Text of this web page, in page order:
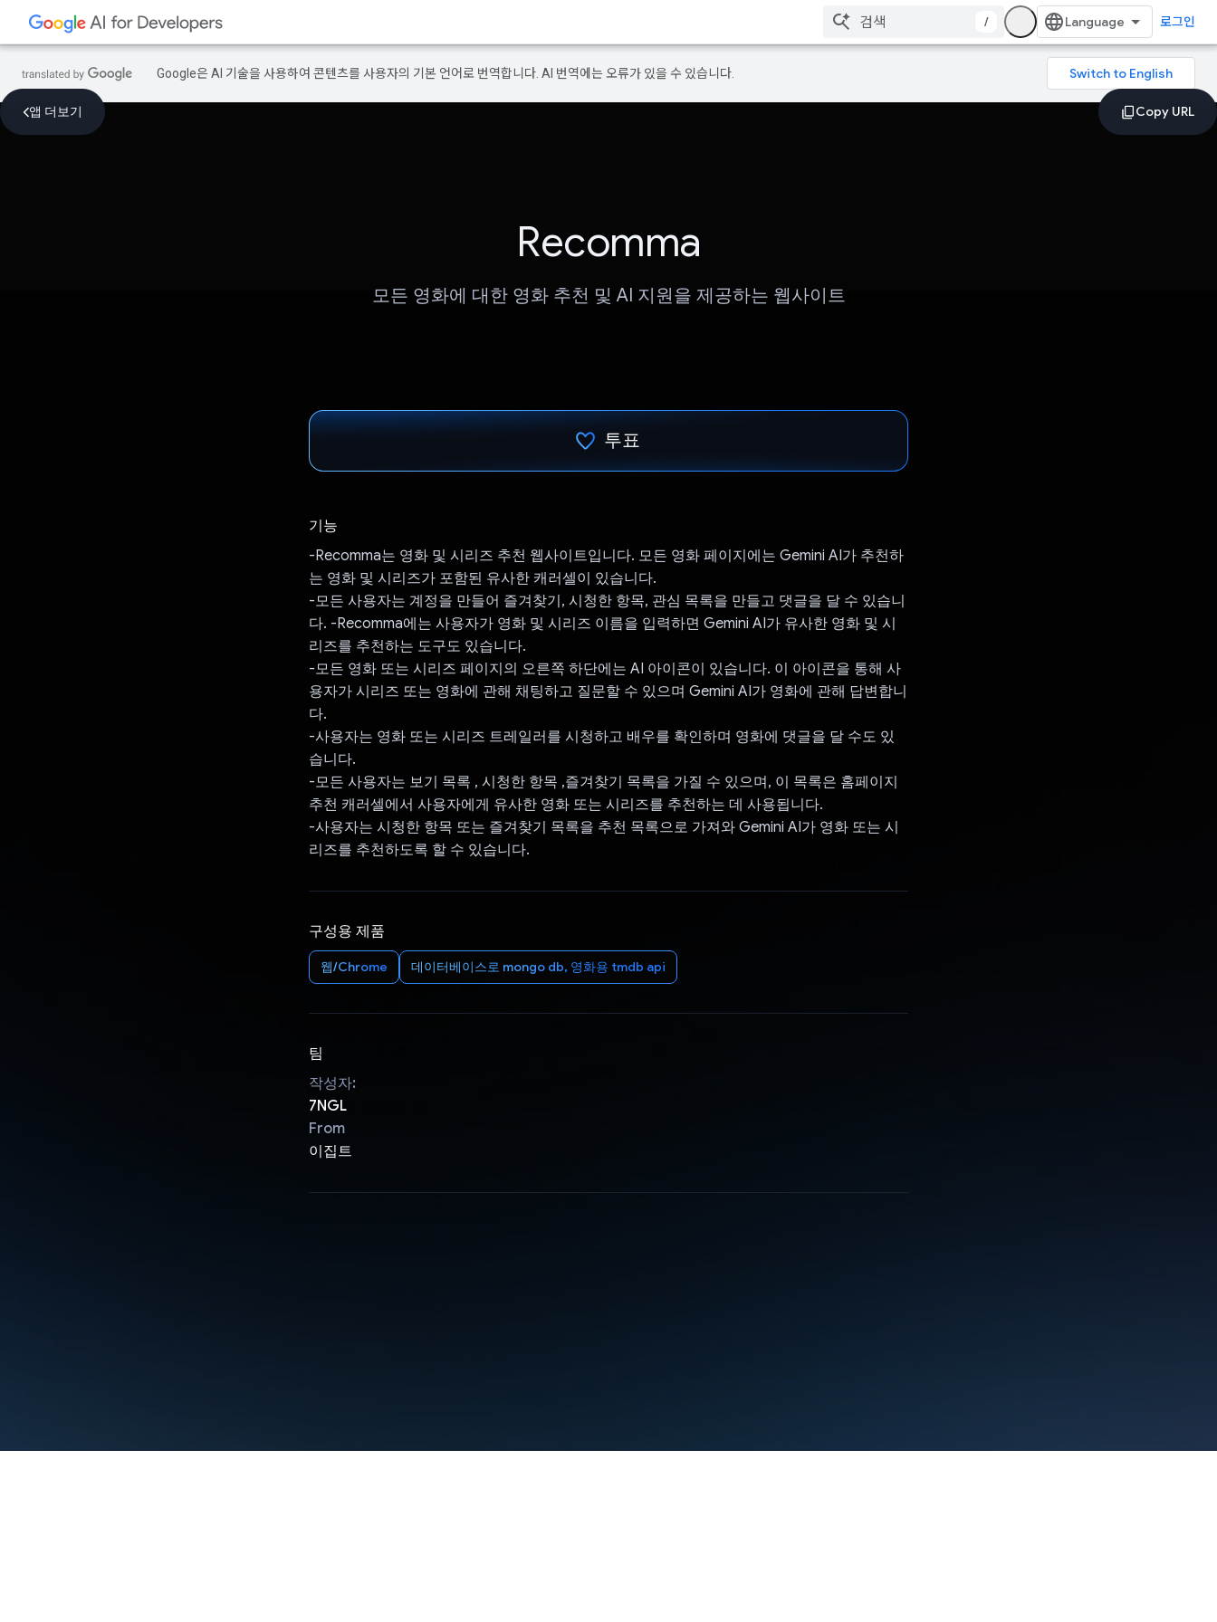
/ 로그인
Google은 AI 기술을 사용하여 콘텐츠를 사용자의 기본 언어로 번역합니다. AI 번역에는 오류가 있을 수 있습니다.
앱 더보기
Recomma
모든 영화에 대한 영화 추천 및 AI 지원을 제공하는 웹사이트
투표
기능
-Recomma는 영화 및 시리즈 추천 웹사이트입니다. 모든 영화 페이지에는 Gemini AI가 추천하
는 영화 및 시리즈가 포함된 유사한 캐러셀이 있습니다.
-모든 사용자는 계정을 만들어 즐겨찾기, 시청한 항목, 관심 목록을 만들고 댓글을 달 수 있습니
다. -Recomma에는 사용자가 영화 및 시리즈 이름을 입력하면 Gemini AI가 유사한 영화 및 시
리즈를 추천하는 도구도 있습니다.
-모든 영화 또는 시리즈 페이지의 오른쪽 하단에는 AI 아이콘이 있습니다. 이 아이콘을 통해 사
용자가 시리즈 또는 영화에 관해 채팅하고 질문할 수 있으며 Gemini AI가 영화에 관해 답변합니
다.
-사용자는 영화 또는 시리즈 트레일러를 시청하고 배우를 확인하며 영화에 댓글을 달 수도 있
습니다.
-모든 사용자는 보기 목록 , 시청한 항목 ,즐겨찾기 목록을 가질 수 있으며, 이 목록은 홈페이지
추천 캐러셀에서 사용자에게 유사한 영화 또는 시리즈를 추천하는 데 사용됩니다.
-사용자는 시청한 항목 또는 즐겨찾기 목록을 추천 목록으로 가져와 Gemini AI가 영화 또는 시
리즈를 추천하도록 할 수 있습니다.
구성용 제품
웹/Chrome 데이터베이스로 mongo db, 영화용 tmdb api
팀
작성자:
7NGL
From
이집트